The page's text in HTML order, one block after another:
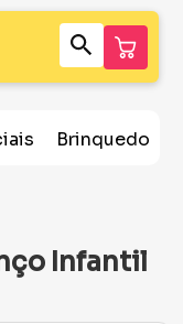
Brinquedos
Infantil